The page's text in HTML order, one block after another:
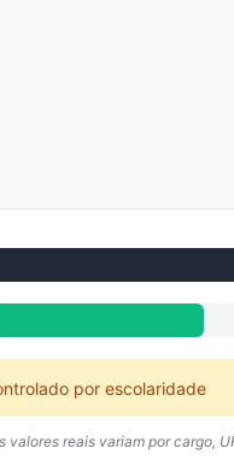
por escolaridade
valores reais variam por cargo,